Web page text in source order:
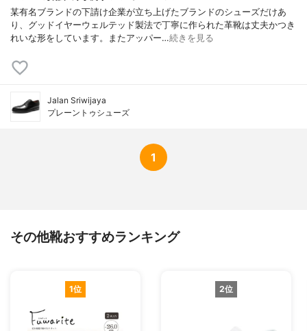
某有名ブランドの下請け企業が立ち上げたブランドのシューズだけあ
り、グッドイヤーウェルテッド製法で丁寧に作られた革靴は丈夫かつき
れいな形をしています。またアッパー…続きを見る
Jalan Sriwijaya
プレーントゥシューズ
1
その他靴おすすめランキング
1位 2位